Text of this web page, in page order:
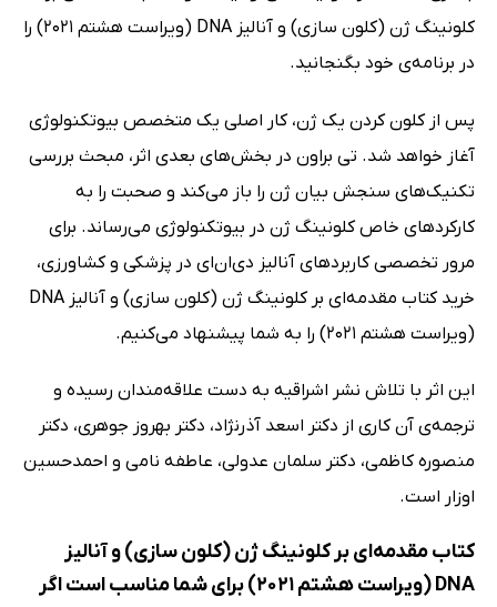
کلونینگ ژن (کلون سازی) و آنالیز DNA (ویراست هشتم 2021) را
در برنامه‌ی خود بگنجانید.
پس از کلون کردن یک ژن، کار اصلی یک متخصص بیوتکنولوژی
آغاز خواهد شد. تی براون در بخش‌های بعدی اثر، مبحث بررسی
تکنیک‌های سنجش بیان ژن را باز می‌کند و صحبت را به
کارکردهای خاص کلونینگ ژن در بیوتکنولوژی می‌رساند. برای
مرور تخصصی کاربردهای آنالیز دی‌ان‌ای در پزشکی و کشاورزی،
خرید کتاب مقدمه‌ای بر کلونینگ ژن (کلون سازی) و آنالیز DNA
(ویراست هشتم 2021) را به شما پیشنهاد می‌کنیم.
این اثر با تلاش نشر اشراقیه به دست علاقه‌مندان رسیده و
ترجمه‌ی آن کاری از دکتر اسعد آذرنژاد، دکتر بهروز جوهری، دکتر
منصوره کاظمی، دکتر سلمان عدولی، عاطفه نامی و احمدحسین
اوزار است.
کتاب مقدمه‌ای بر کلونینگ ژن (کلون سازی) و آنالیز
DNA (ویراست هشتم 2021) برای شما مناسب است اگر